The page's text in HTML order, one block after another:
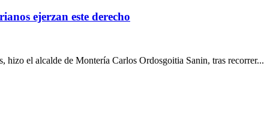
ejerzan este derecho
hizo el alcalde de Montería Carlos Ordosgoitia Sanin, tras recorrer...